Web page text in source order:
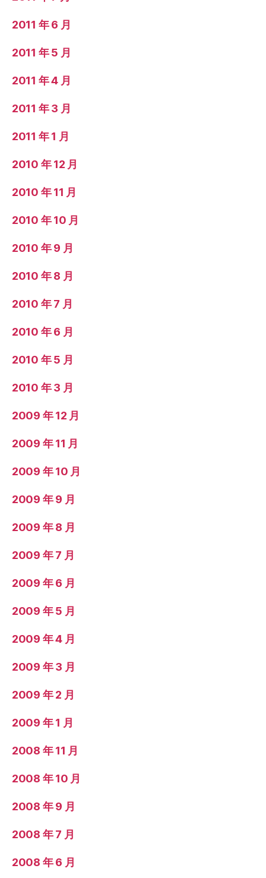
2011 年 6 月
2011 年 5 月
2011 年 4 月
2011 年 3 月
2011 年 1 月
2010 年 12 月
2010 年 11 月
2010 年 10 月
2010 年 9 月
2010 年 8 月
2010 年 7 月
2010 年 6 月
2010 年 5 月
2010 年 3 月
2009 年 12 月
2009 年 11 月
2009 年 10 月
2009 年 9 月
2009 年 8 月
2009 年 7 月
2009 年 6 月
2009 年 5 月
2009 年 4 月
2009 年 3 月
2009 年 2 月
2009 年 1 月
2008 年 11 月
2008 年 10 月
2008 年 9 月
2008 年 7 月
2008 年 6 月